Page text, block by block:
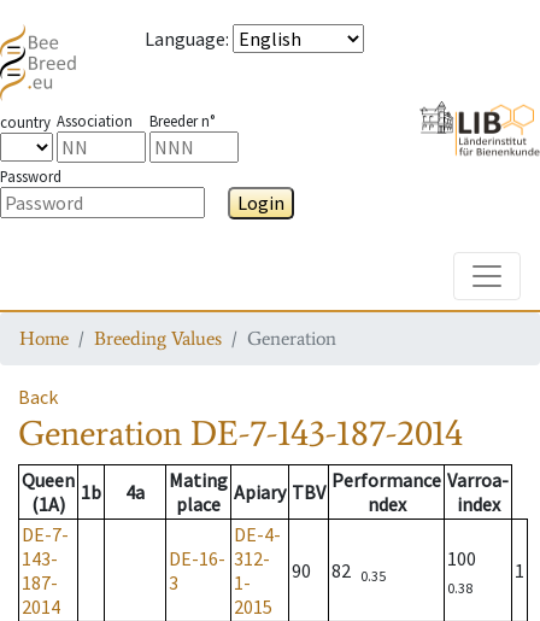
Language:
country Association Breeder n°
Password
Login
Home Breeding Values Generation
Back
Generation DE-7-143-187-2014
Queen
(1A)
1b 4a
Mating
place Apiary TBV Performance
ndex
Varroa-
index
DE-7-
143-
187-
2014
DE-16-
3
DE-4-
312-
1-
2015
90 82 0.35
100
0.38
1